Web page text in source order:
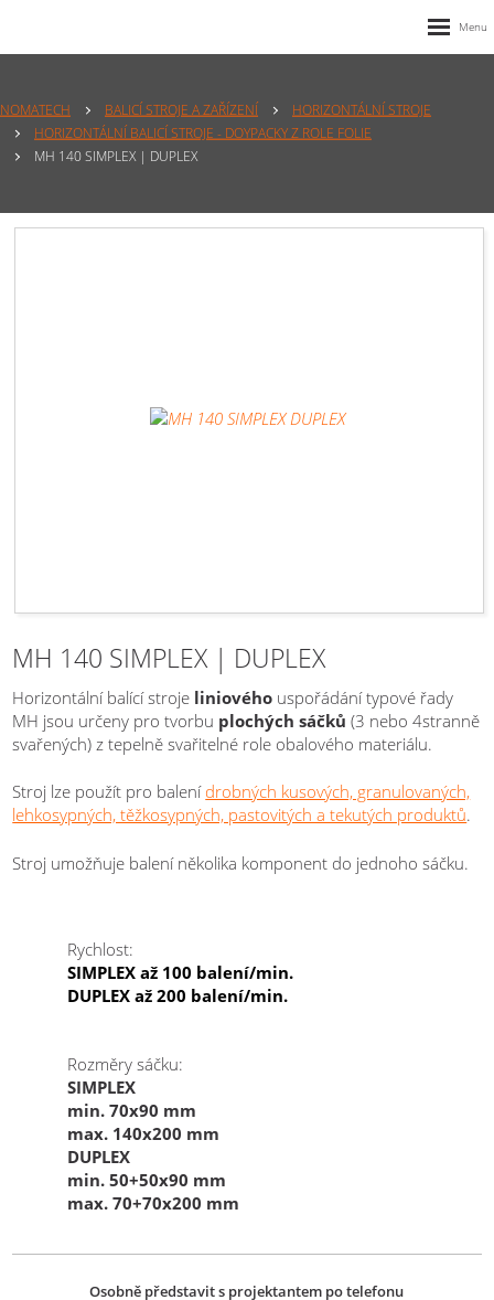
NOMATECH BALICÍ STROJE A ZAŘÍZENÍ
HORIZONTÁLNÍ STROJE
HORIZONTÁLNÍ BALICÍ STROJE - DOYPACKY Z ROLE FOLIE
MH 140 SIMPLEX | DUPLEX
MH 140 SIMPLEX | DUPLEX
Horizontální balící stroje liniového uspořádání typové řady
MH jsou určeny pro tvorbu plochých sáčků (3 nebo 4stranně
svařených) z tepelně svařitelné role obalového materiálu.
Stroj lze použít pro balení drobných kusových, granulovaných,
lehkosypných, těžkosypných, pastovitých a tekutých produktů.
Stroj umožňuje balení několika komponent do jednoho sáčku.
Rychlost:
SIMPLEX až 100 balení/min.
DUPLEX až 200 balení/min.
Rozměry sáčku:
SIMPLEX
min. 70x90 mm
max. 140x200 mm
DUPLEX
min. 50+50x90 mm
max. 70+70x200 mm
Osobně představit s projektantem po telefonu